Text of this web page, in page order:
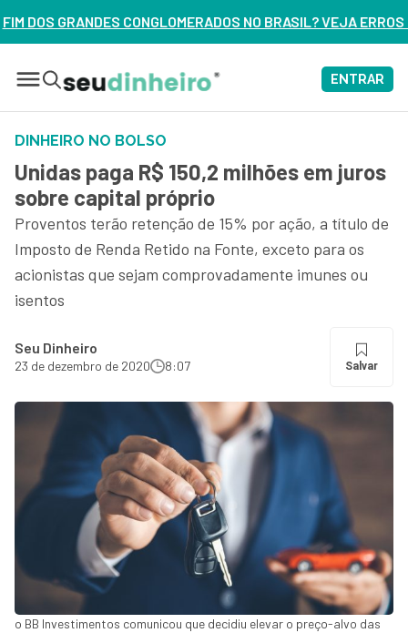
NO BRASIL? VEJA ERROS DE 3 DELES – ASSISTA
ENTRAR
DINHEIRO NO BOLSO
Unidas paga R$ 150,2 milhões em juros
sobre capital próprio
Proventos terão retenção de 15% por ação, a título de
Imposto de Renda Retido na Fonte, exceto para os
acionistas que sejam comprovadamente imunes ou
isentos
Seu Dinheiro
23 de dezembro de 2020 8:07 Salvar
o BB Investimentos comunicou que decidiu elevar o preço-alvo das